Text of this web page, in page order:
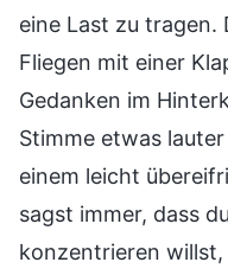
eine Last zu tragen.
Fliegen mit einer
Gedanken im
Stimme etwas
einem leicht
sagst immer, dass
konzentrieren